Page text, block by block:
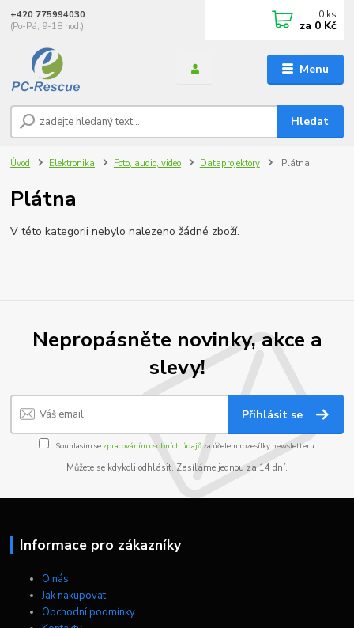
Menu
Hledat
+420 775994030
(Po-Pá, 9-18 hod.)
0 ks
za 0 Kč
Úvod Elektronika Foto, audio, video Dataprojektory Plátna
Plátna
V této kategorii nebylo nalezeno žádné zboží.
Nepropásněte novinky, akce a
slevy!
Přihlásit se
Souhlasím se zpracováním osobních údajůza účelem rozesílky newsletteru.
Můžete se kdykoli odhlásit. Zasíláme jednou za 14 dní.
Informace pro zákazníky
O nás
Jak nakupovat
Obchodní podmínky